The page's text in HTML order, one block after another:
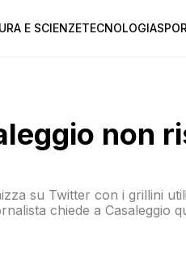
E SCIENZETECNOLOGIA
non
su Twitter con i grillini
chiede a Casaleggio